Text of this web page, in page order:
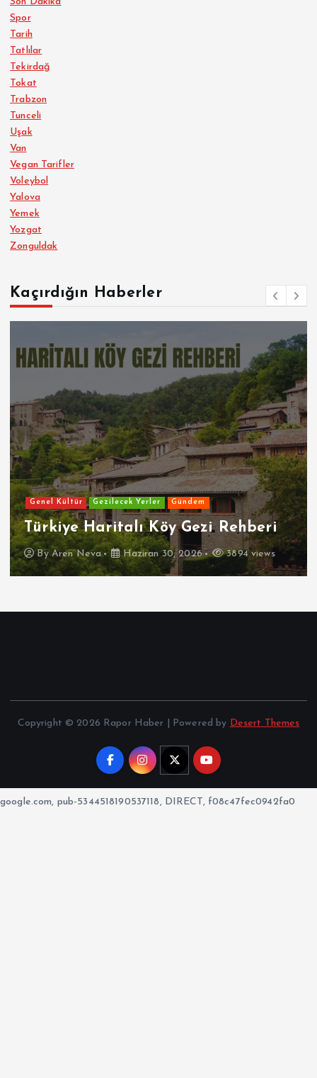
Spor
Tarih
Tatlılar
Tekirdağ
Tokat
Trabzon
Tunceli
Uşak
Van
Vegan Tarifler
Voleybol
Yalova
Yemek
Yozgat
Zonguldak
Kaçırdığın Haberler
Genel Kültür Gezilecek Yerler Gündem
Türkiye Haritalı Köy Gezi Rehberi
ByAren Neva Haziran 30, 2026 3894 views
Copyright © 2026 Rapor Haber | Powered by Desert Themes
google.com, pub-5344518190537118, DIRECT, f08c47fec0942fa0